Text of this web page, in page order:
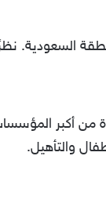
السعودية.
والتأهيل.